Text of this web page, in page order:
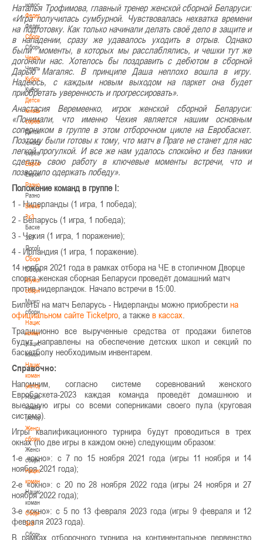
новости
Федерация
Федерация
Сборные
Сборные
Чемпионат
Чемпионат
Кубок
Кубок
Детско-
юношеские
соревнования
Детско-
юношеские
соревнования
Еврокубки
Еврокубки
Разное
Разное
Баскетбол
3х3
Баскетбол
3х3
Лого[modid=121]
Сборные
Сборные
Мужские
сборные
Мужские
сборные
Национальная
команда
Национальная
команда
Национальная
команда
(история)
Национальная
команда
(история)
Женские
сборные
Женские
сборные
Национальная
команда
Национальная
команда
Сборные
3х3
Сборные
Наталья Трофимова, главный тренер женской сборной Беларуси:
«Игра получилась сумбурной. Чувствовалась нехватка времени
на подготовку. Как только начинали делать своё дело в защите и
в нападении, сразу же удавалось уходить в отрыв. Однако
были моменты, в которых мы расслаблялись, и чешки тут же
догоняли нас. Хотелось бы поздравить с дебютом в сборной
Дарью Магаляс. В принципе Даша неплохо вошла в игру.
Надеюсь, с каждым новым выходом на паркет она будет
приобретать уверенность и прогрессировать».
Анастасия Веремеенко, игрок женской сборной Беларуси:
«Понимали, что именно Чехия является нашим основным
соперником в группе в этом отборочном цикле на Евробаскет.
Поэтому были готовы к тому, что матч в Праге не станет для нас
легкой прогулкой. И все же нам удалось спокойно и без паники
сделать свою работу в ключевые моменты встречи, что и
позволило одержать победу».
Положение команд в группе I:
1 - Нидерланды (1 игра, 1 победа);
2 - Беларусь (1 игра, 1 победа);
3 - Чехия (1 игра, 1 поражение);
4 - Ирландия (1 игра, 1 поражение).
14 ноября 2021 года в рамках отбора на ЧЕ в столичном Дворце
спорта женская сборная Беларуси проведёт домашний матч
против нидерландок. Начало встречи в 15:00.
Билеты на матч Беларусь - Нидерланды можно приобрести на
официальном сайте Ticketpro , а также в кассах
Традиционно все вырученные средства от продажи билетов
будут направлены на обеспечение детских школ и секций по
баскетболу необходимым инвентарем.
Справочно:
Напомним, согласно системе соревнований женского
Евробаскета-2023 каждая команда проведёт домашнюю и
выездную игры со всеми соперниками своего пула (круговая
система).
Игры квалификационного турнира будут проводиться в трех
окнах (по две игры в каждом окне) следующим образом:
1-е «окно»: с 7 по 15 ноября 2021 года (игры 11 ноября и 14
ноября 2021 года);
2-е «окно»: с 20 по 28 ноября 2022 года (игры 24 ноября и 27
ноября 2022 года);
3-е «окно»: с 5 по 13 февраля 2023 года (игры 9 февраля и 12
февраля 2023 года).
В рамках отборочного турнира на континентальное первенство